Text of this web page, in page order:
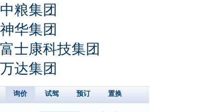
中粮集团
神华集团
富士康科技集团
万达集团
询价 试驾 预订 置换